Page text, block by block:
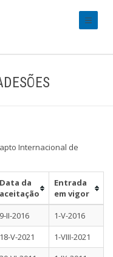
Internacional de
Data da
aceitação
Entrada
em vigor
9-II-2016
1-V-2016
18-V-2021
1-VIII-2021